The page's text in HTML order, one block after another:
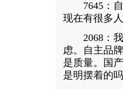
7645：自
现在有很多
2068：我
虑。自主品
是质量。国
是明摆着的